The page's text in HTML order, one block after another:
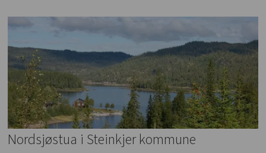
Nordsjøstua i Steinkjer kommune